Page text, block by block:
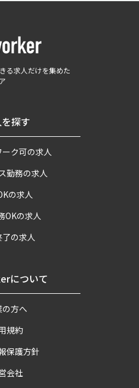
る求人だけを集めた
探す
ーク可の求人
勤務の求人
の求人
OKの求人
の求人
について
方へ
規約
保護方針
会社